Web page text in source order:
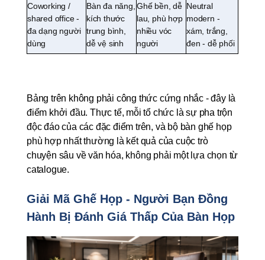
Coworking /
shared office -
đa dạng người
dùng
Bàn đa năng,
kích thước
trung bình,
dễ vệ sinh
Ghế bền, dễ
lau, phù hợp
nhiều vóc
người
Neutral
modern -
xám, trắng,
đen - dễ phối
Bảng trên không phải công thức cứng nhắc - đây là
điểm khởi đầu. Thực tế, mỗi tổ chức là sự pha trộn
độc đáo của các đặc điểm trên, và bộ bàn ghế họp
phù hợp nhất thường là kết quả của cuộc trò
chuyện sâu về văn hóa, không phải một lựa chọn từ
catalogue.
Giải Mã Ghế Họp - Người Bạn Đồng
Hành Bị Đánh Giá Thấp Của Bàn Họp